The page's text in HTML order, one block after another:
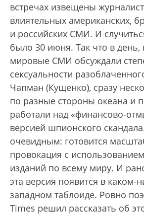
встречах извещены
влиятельных американских,
и российских СМИ. И
было 30 июня. Так что в день,
мировые СМИ обсуждали
сексуальности
Чапман (Кущенко), сразу
по разные стороны океана и
работали над «финансово-
версией шпионского
очевидным: готовится
провокация с
изданий по всему миру. И
эта версия появится в каком-
западном таблоиде. Ровно
Times решил рассказать об